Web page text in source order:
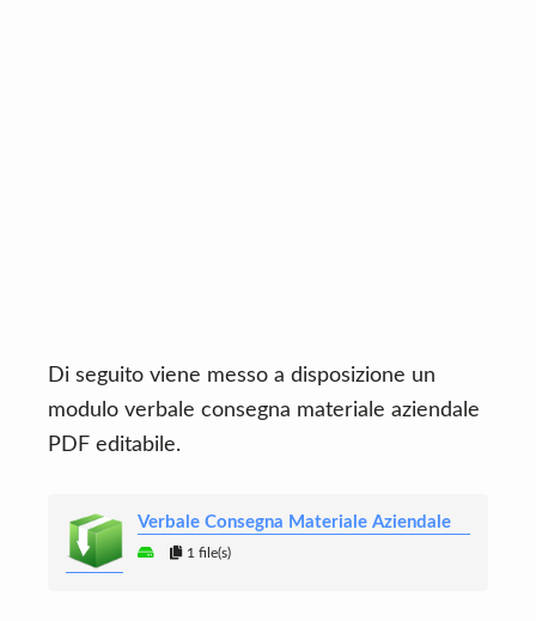
Di seguito viene messo a disposizione un
modulo verbale consegna materiale aziendale
PDF editabile.
Verbale Consegna Materiale Aziendale
1 file(s)